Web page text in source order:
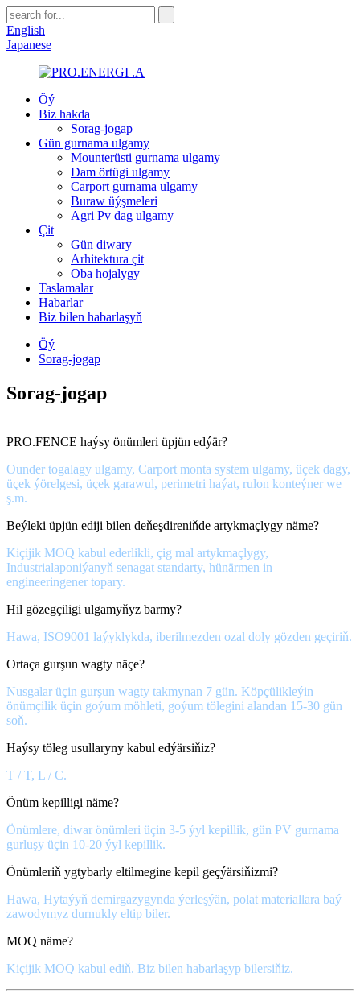
English
Japanese
Öý
Biz hakda
Sorag-jogap
Gün gurnama ulgamy
Mounterüsti gurnama ulgamy
Dam örtügi ulgamy
Carport gurnama ulgamy
Buraw üýşmeleri
Agri Pv dag ulgamy
Çit
Gün diwary
Arhitektura çit
Oba hojalygy
Taslamalar
Habarlar
Biz bilen habarlaşyň
Öý
Sorag-jogap
Sorag-jogap
PRO.FENCE haýsy önümleri üpjün edýär?
Ounder togalagy ulgamy, Carport monta system ulgamy, üçek dagy,
üçek ýörelgesi, üçek garawul, perimetri haýat, rulon konteýner we
ş.m.
Beýleki üpjün ediji bilen deňeşdireniňde artykmaçlygy näme?
Kiçijik MOQ kabul ederlikli, çig mal artykmaçlygy,
Industrialaponiýanyň senagat standarty, hünärmen in
engineeringener topary.
Hil gözegçiligi ulgamyňyz barmy?
Hawa, ISO9001 laýyklykda, iberilmezden ozal doly gözden geçiriň.
Ortaça gurşun wagty näçe?
Nusgalar üçin gurşun wagty takmynan 7 gün. Köpçülikleýin
önümçilik üçin goýum möhleti, goýum tölegini alandan 15-30 gün
soň.
Haýsy töleg usullaryny kabul edýärsiňiz?
T / T, L / C.
Önüm kepilligi näme?
Önümlere, diwar önümleri üçin 3-5 ýyl kepillik, gün PV gurnama
gurluşy üçin 10-20 ýyl kepillik.
Önümleriň ygtybarly eltilmegine kepil geçýärsiňizmi?
Hawa, Hytaýyň demirgazygynda ýerleşýän, polat materiallara baý
zawodymyz durnukly eltip biler.
MOQ näme?
Kiçijik MOQ kabul ediň. Biz bilen habarlaşyp bilersiňiz.